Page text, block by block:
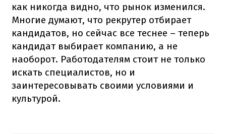
как никогда видно, что рынок изменился.
Многие думают, что рекрутер отбирает
кандидатов, но сейчас все теснее – теперь
кандидат выбирает компанию, а не
наоборот. Работодателям стоит не только
искать специалистов, но и
заинтересовывать своими условиями и
культурой.